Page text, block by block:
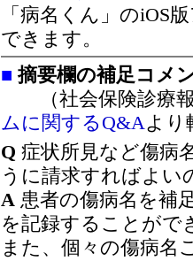
「病名くん」のiOS
できます。
■ 摘要欄の補足コメ
（社会保険診療報
ムに関するQ&Aより
Q 症状所見など傷病
うに請求すればよい
A 患者の傷病名を補
を記録することがで
また、個々の傷病名